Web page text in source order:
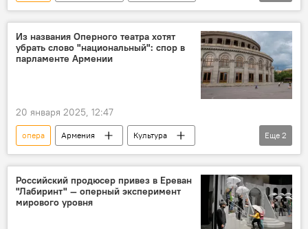
Культура
Новости Армения
Из названия Оперного театра хотят
убрать слово "национальный": спор в
парламенте Армении
20 января 2025, 12:47
опера Армения
Культура
парламент
Новости Армения
Еще 2
Российский продюсер привез в Ереван
"Лабиринт" — оперный эксперимент
мирового уровня